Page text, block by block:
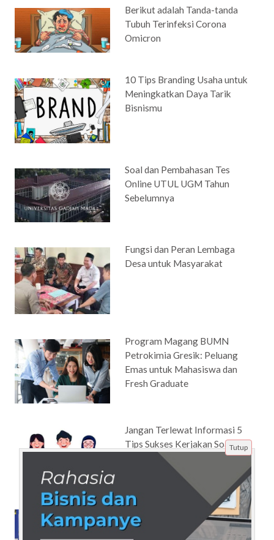
Berikut adalah Tanda-tanda
Tubuh Terinfeksi Corona
Omicron
10 Tips Branding Usaha untuk
Meningkatkan Daya Tarik
Bisnismu
Soal dan Pembahasan Tes
Online UTUL UGM Tahun
Sebelumnya
Fungsi dan Peran Lembaga
Desa untuk Masyarakat
Program Magang BUMN
Petrokimia Gresik: Peluang
Emas untuk Mahasiswa dan
Fresh Graduate
Jangan Terlewat Informasi 5
Tips Sukses Kerjakan Soal
TWK Melalui Tryout CPNS
SKD Berbasis Online 2025
Biaya Pendidikan Kelas Reguler
dan Non Reguler Per Semester
Tutup